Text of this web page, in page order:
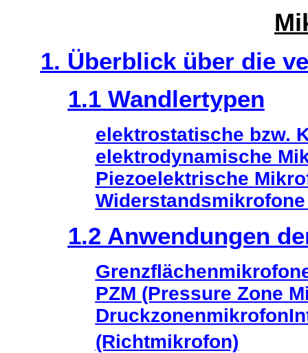
1. Überblick über die
1.1 Wandlertypen
elektrostatische bzw.
elektrodynamische
Piezoelektrische
1.2 Anwendungen
PZM (Pressure Zone
Druckzonenmikrofon
(Richtmikrofon)